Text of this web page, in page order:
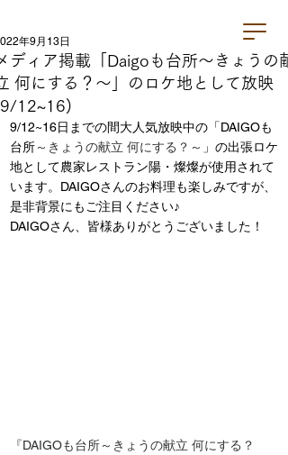
ディア掲載「Daigoも台所～きょうの献
何にする？～」のロケ地として放映
12~16)
年9月13日
9/12~16日までの間大人気放映中の「DAIGOも
台所～きょうの献立 何にする？～ 」の出張ロケ
地として農家レストラン陽・燦燦が使用されて
います。DAIGOさんのお料理も楽しみですが、
是非背景にもご注目ください♪
DAIGOさん、皆様ありがとうございました！
『DAIGOも台所～きょうの献立 何にする？